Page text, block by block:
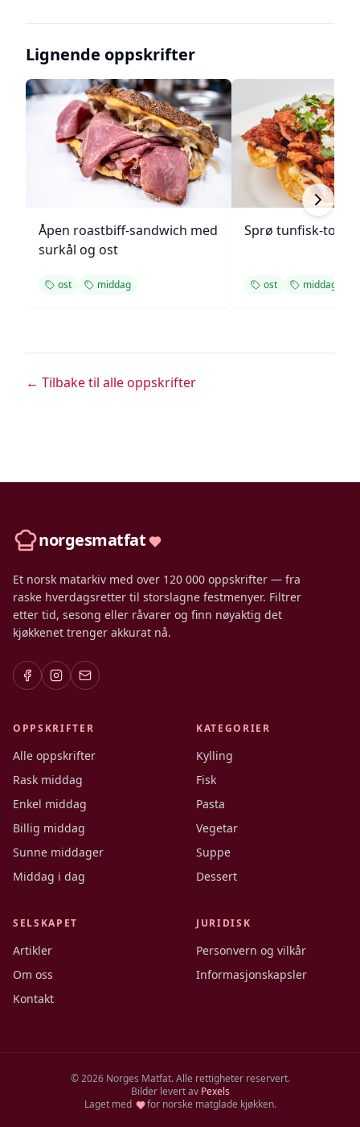
Lignende oppskrifter
Åpen roastbiff-sandwich med
surkål og ost
ost middag
Sprø tunfisk-
ost middag
← Tilbake til alle oppskrifter
norgesmatfat
Et norsk matarkiv med over 120 000 oppskrifter — fra
raske hverdagsretter til storslagne festmenyer. Filtrer
etter tid, sesong eller råvarer og finn nøyaktig det
kjøkkenet trenger akkurat nå.
OPPSKRIFTER
Alle oppskrifter
Rask middag
Enkel middag
Billig middag
Sunne middager
Middag i dag
KATEGORIER
Kylling
Fisk
Pasta
Vegetar
Suppe
Dessert
SELSKAPET
Artikler
Om oss
Kontakt
JURIDISK
Personvern og vilkår
Informasjonskapsler
©2026Norges Matfat. Alle rettigheter reservert.
Bilder levert av Pexels
Laget med
for norske matglade kjøkken.